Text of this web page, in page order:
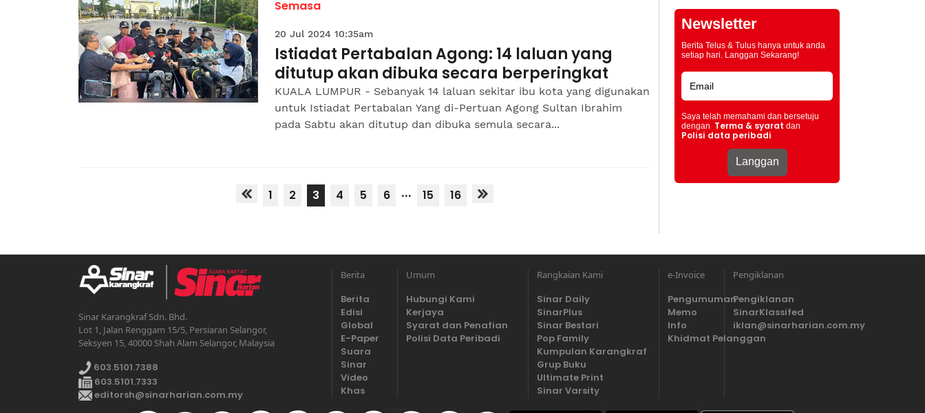
Semasa
20 Jul 2024 10:35am
Istiadat Pertabalan Agong: 14 laluan yang
ditutup akan dibuka secara berperingkat
KUALA LUMPUR - Sebanyak 14 laluan sekitar ibu kota yang digunakan
untuk Istiadat Pertabalan Yang di-Pertuan Agong Sultan Ibrahim
pada Sabtu akan ditutup dan dibuka semula secara...
1 2 3 4 5 6 ... 15 16
Newsletter
Berita Telus & Tulus hanya untuk anda
setiap hari. Langgan Sekarang!
Saya telah memahami dan bersetuju
dengan Terma & syarat dan
Polisi data peribadi
Sinar Karangkraf Sdn. Bhd.
Lot 1, Jalan Renggam 15/5, Persiaran Selangor,
Seksyen 15, 40000 Shah Alam Selangor, Malaysia
603.5101.7388
603.5101.7333
editorsh@sinarharian.com.my
Berita
Berita
Edisi
Global
E-Paper
Suara
Sinar
Video
Khas
Umum
Hubungi Kami
Kerjaya
Syarat dan Penafian
Polisi Data Peribadi
Rangkaian Kami
Sinar Daily
SinarPlus
Sinar Bestari
Pop Family
Kumpulan Karangkraf
Grup Buku
Ultimate Print
Sinar Varsity
e-Invoice
Pengumuman
Memo
Info
Khidmat Pelanggan
Pengiklanan
Pengiklanan
SinarKlassifed
iklan@sinarharian.com.my